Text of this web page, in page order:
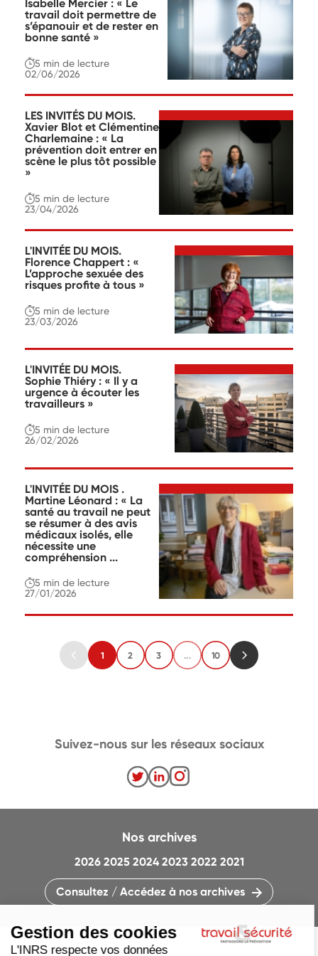
Isabelle Mercier : « Le
travail doit permettre de
s’épanouir et de rester en
bonne santé »
5 minde lecture
02/06/2026
LES INVITÉS DU MOIS.
Xavier Blot et Clémentine
Charlemaine : « La
prévention doit entrer en
scène le plus tôt possible
»
5 minde lecture
23/04/2026
L'INVITÉE DU MOIS.
Florence Chappert : «
L’approche sexuée des
risques profite à tous »
5 minde lecture
23/03/2026
L'INVITÉE DU MOIS.
Sophie Thiéry : « Il y a
urgence à écouter les
travailleurs »
5 minde lecture
26/02/2026
L'INVITÉE DU MOIS .
Martine Léonard : « La
santé au travail ne peut
se résumer à des avis
médicaux isolés, elle
nécessite une
compréhension ...
5 minde lecture
27/01/2026
1 2 3 ... 10
Nos archives
2026 2025 2024 2023 2022 2021
Consultez / Accédez à nos archives
Suivez-nous sur les réseaux sociaux